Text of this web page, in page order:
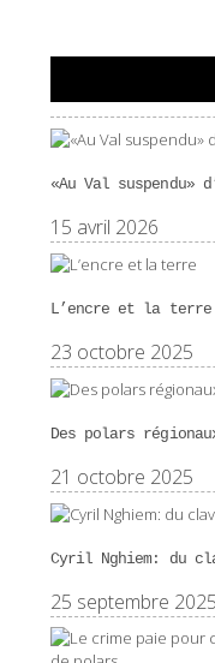
«Au Val suspendu»
15 avril 2026
L’encre et la terre
23 octobre 2025
Des polars
21 octobre 2025
Cyril Nghiem: du
25 septembre 2025